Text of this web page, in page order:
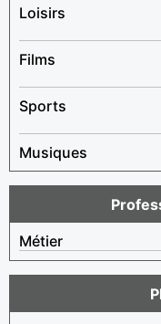
Loisirs
Films
Sports
Musiques
Métier